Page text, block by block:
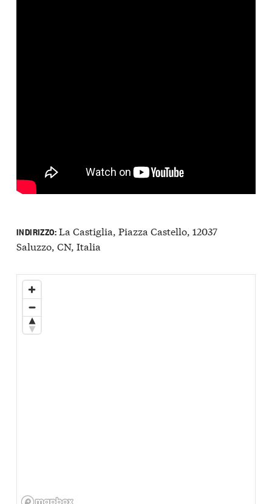
INDIRIZZO:La Castiglia, Piazza Castello, 12037
Saluzzo, CN, Italia